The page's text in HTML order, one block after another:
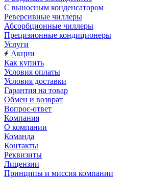
С выносным конденсатором
Реверсивные чиллеры
Абсорбционные чиллеры
Прецизионные кондиционеры
Услуги
Акции
Как купить
Условия оплаты
Условия доставки
Гарантия на товар
Обмен и возврат
Вопрос-ответ
Компания
О компании
Команда
Контакты
Реквизиты
Лицензии
Принципы и миссия компании